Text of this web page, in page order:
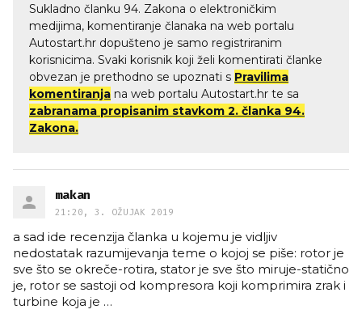
Sukladno članku 94. Zakona o elektroničkim
medijima, komentiranje članaka na web portalu
Autostart.hr dopušteno je samo registriranim
korisnicima. Svaki korisnik koji želi komentirati članke
obvezan je prethodno se upoznati s Pravilima
komentiranja na web portalu Autostart.hr te sa
zabranama propisanim stavkom 2. članka 94.
Zakona.
makan
21:20, 3. OŽUJAK 2019
a sad ide recenzija članka u kojemu je vidljiv
nedostatak razumijevanja teme o kojoj se piše: rotor je
sve što se okreče-rotira, stator je sve što miruje-statično
je, rotor se sastoji od kompresora koji komprimira zrak i
turbine koja je …